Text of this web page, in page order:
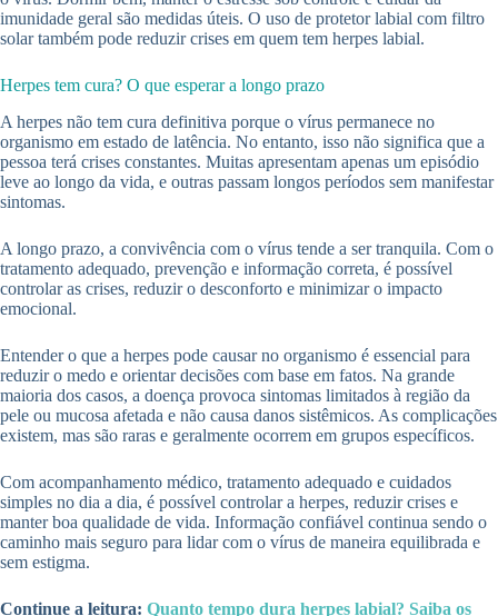
imunidade geral são medidas úteis. O uso de protetor labial com filtro
solar também pode reduzir crises em quem tem herpes labial.
Herpes tem cura? O que esperar a longo prazo
A herpes não tem cura definitiva porque o vírus permanece no
organismo em estado de latência. No entanto, isso não significa que a
pessoa terá crises constantes. Muitas apresentam apenas um episódio
leve ao longo da vida, e outras passam longos períodos sem manifestar
sintomas.
A longo prazo, a convivência com o vírus tende a ser tranquila. Com o
tratamento adequado, prevenção e informação correta, é possível
controlar as crises, reduzir o desconforto e minimizar o impacto
emocional.
Entender o que a herpes pode causar no organismo é essencial para
reduzir o medo e orientar decisões com base em fatos. Na grande
maioria dos casos, a doença provoca sintomas limitados à região da
pele ou mucosa afetada e não causa danos sistêmicos. As complicações
existem, mas são raras e geralmente ocorrem em grupos específicos.
Com acompanhamento médico, tratamento adequado e cuidados
simples no dia a dia, é possível controlar a herpes, reduzir crises e
manter boa qualidade de vida. Informação confiável continua sendo o
caminho mais seguro para lidar com o vírus de maneira equilibrada e
sem estigma.
Continue a leitura: Quanto tempo dura herpes labial? Saiba os